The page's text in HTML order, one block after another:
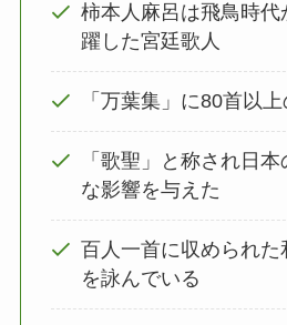
柿本人麻呂は飛鳥時
躍した宮廷歌人
「万葉集」に80首以
「歌聖」と称され日
な影響を与えた
百人一首に収められた
を詠んでいる